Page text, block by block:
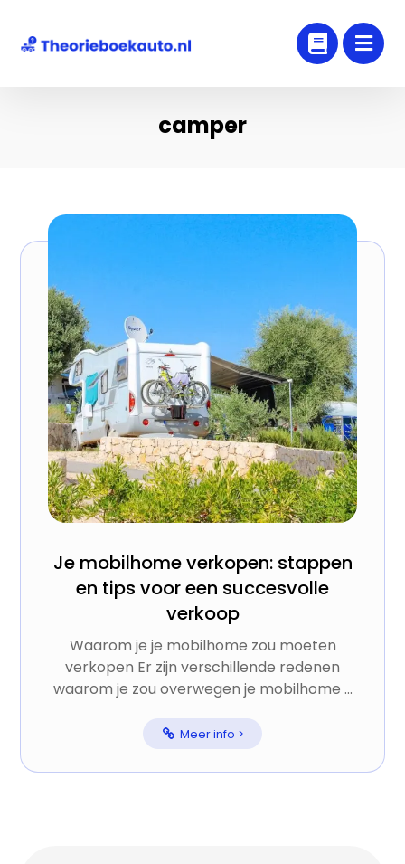
camper
Je mobilhome verkopen: stappen
en tips voor een succesvolle
verkoop
Waarom je je mobilhome zou moeten
verkopen Er zijn verschillende redenen
waarom je zou overwegen je mobilhome ...
Meer info >